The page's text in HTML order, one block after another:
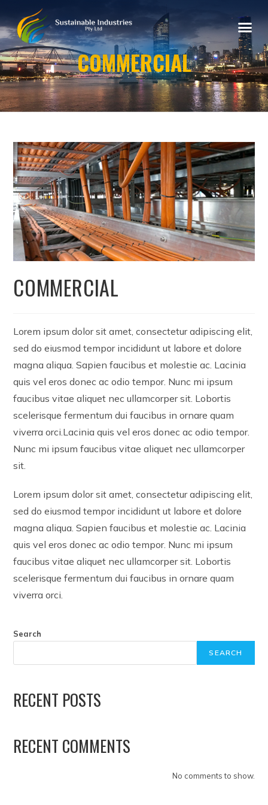
COMMERCIAL
COMMERCIAL
Lorem ipsum dolor sit amet, consectetur adipiscing elit,
sed do eiusmod tempor incididunt ut labore et dolore
magna aliqua. Sapien faucibus et molestie ac. Lacinia
quis vel eros donec ac odio tempor. Nunc mi ipsum
faucibus vitae aliquet nec ullamcorper sit. Lobortis
scelerisque fermentum dui faucibus in ornare quam
viverra orci.Lacinia quis vel eros donec ac odio tempor.
Nunc mi ipsum faucibus vitae aliquet nec ullamcorper
sit.
Lorem ipsum dolor sit amet, consectetur adipiscing elit,
sed do eiusmod tempor incididunt ut labore et dolore
magna aliqua. Sapien faucibus et molestie ac. Lacinia
quis vel eros donec ac odio tempor. Nunc mi ipsum
faucibus vitae aliquet nec ullamcorper sit. Lobortis
scelerisque fermentum dui faucibus in ornare quam
viverra orci.
Search
SEARCH
RECENT POSTS
RECENT COMMENTS
No comments to show.